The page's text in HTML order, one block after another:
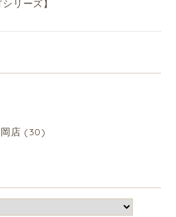
リーズ】
店 (30)